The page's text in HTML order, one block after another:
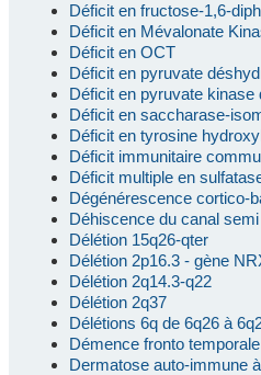
Déficit en fructose-1,6-
Déficit en Mévalonate
Déficit en OCT
Déficit en pyruvate
Déficit en pyruvate kinase
Déficit en saccharase-
Déficit en tyrosine
Déficit immunitaire
Déficit multiple en
Dégénérescence cortico-
Déhiscence du canal
Délétion 15q26-qter
Délétion 2p16.3 - gène
Délétion 2q14.3-q22
Délétion 2q37
Délétions 6q de 6q26 à
Démence fronto temporale
Dermatose auto-immune